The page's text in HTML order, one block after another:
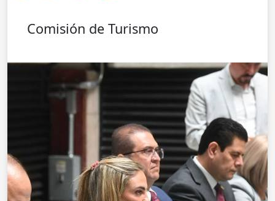
Comisión de Turismo